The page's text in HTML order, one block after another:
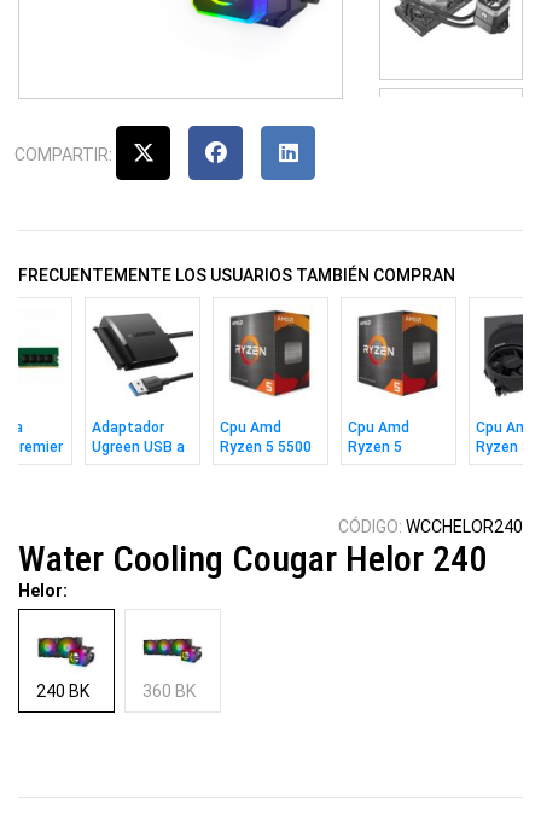
COMPARTIR:
FRECUENTEMENTE LOS USUARIOS TAMBIÉN COMPRAN
Premier
3200
Adaptador
Ugreen USB a
SATA para
Cpu Amd
Ryzen 5 5500
Am4 Box
Cpu Amd
Ryzen 5
5600xt Am4
Cpu Amd
Ryzen 3
Am4 Box
CÓDIGO: WCCHELOR240
Water Cooling Cougar Helor 240
Helor:
240 BK 360 BK